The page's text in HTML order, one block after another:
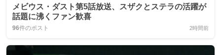
メビウス・ダスト第5話放送、スザクとステラの活躍が
話題に沸くファン歓喜
96件のポスト 2時間前